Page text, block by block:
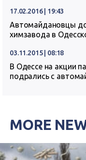
17.02.2016 | 19:43
Автомайдановцы
химзавода в
03.11.2015 | 08:18
В Одессе на акции
подрались с
MORE